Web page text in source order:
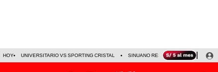
HOY UNIVERSITARIO VS SPORTING CRISTAL SINUANO RESULTADOS HOY